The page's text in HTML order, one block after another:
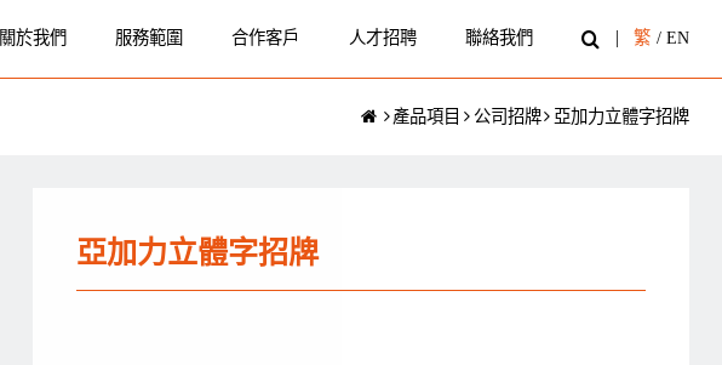
關於我們 服務範圍 合作客戶 人才招聘 聯絡我們 繁 / EN
產品項目 公司招牌 亞加力立體字招牌
亞加力立體字招牌